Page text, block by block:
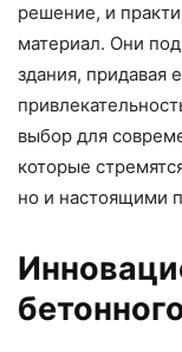
решение, и
материал. Они
здания, придавая
выбор для
которые
но и настоящими